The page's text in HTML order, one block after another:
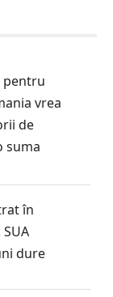
pentru
vrea
de
suma
în
dure